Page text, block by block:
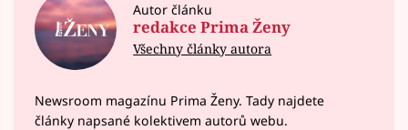
Autor článku
redakce Prima Ženy
Všechny články autora
Newsroom magazínu Prima Ženy. Tady najdete
články napsané kolektivem autorů webu.